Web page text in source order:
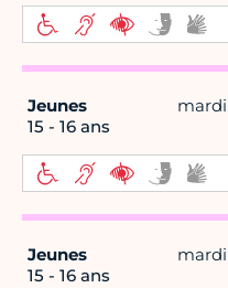
Jeunes
15 - 16 ans
mardi
Jeunes
15 - 16 ans
mardi